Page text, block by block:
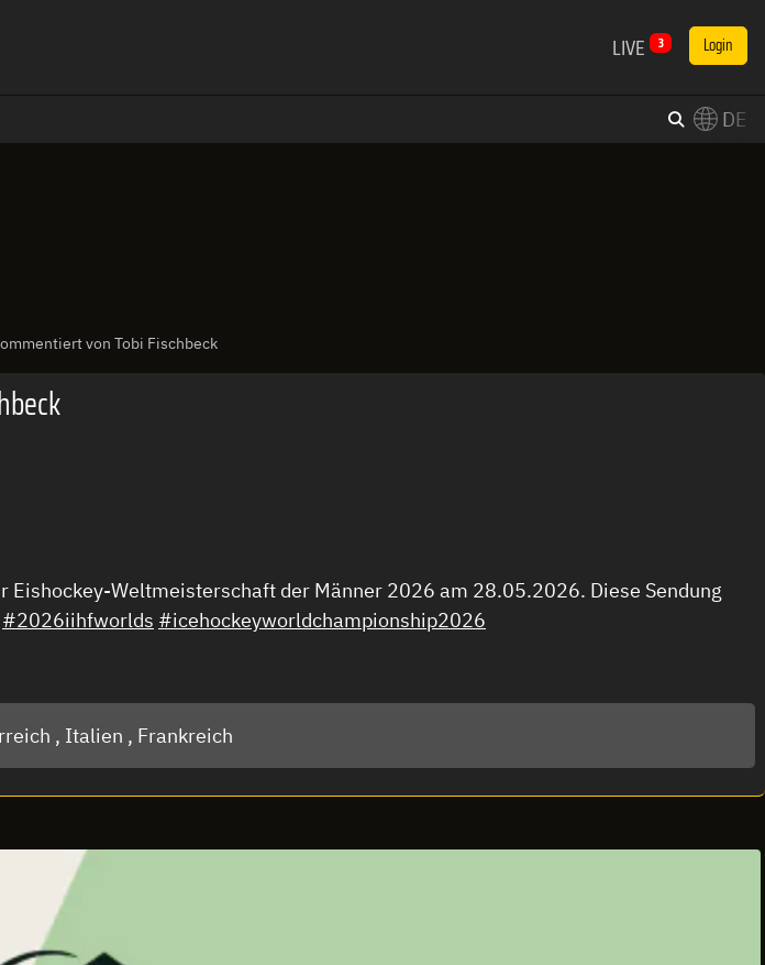
LIVE 3 Login
DE
von Tobi Fischbeck
Weltmeisterschaft der Männer 2026 am 28.05.2026. Diese Sendung
#2026iihfworlds #icehockeyworldchampionship2026
, Italien , Frankreich